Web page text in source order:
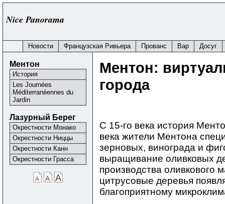
Nice Panorama
Новости Французская Ривьера Прованс Вар Досуг
Ментон:
города
С 15-го века история
века жители Ментона
зерновых, винограда и
выращивание оливковых
производства оливкового
цитрусовые деревья
благоприятному
Ментон
История
Les Journées
Méditerranéennes du
Jardin
Лазурный Берег
Окрестности Монако
Окрестности Ниццы
Окрестности Канн
Окрестности Грасса